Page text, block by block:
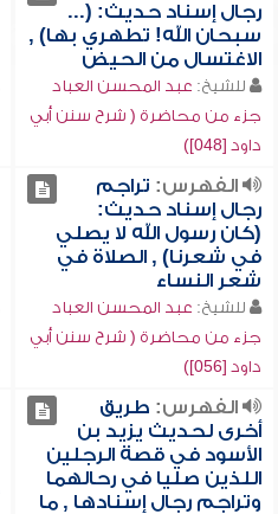
رجال إسناد حديث: (...
سبحان الله! تطهري بها) ,
الاغتسال من الحيض
للشيخ: عبد المحسن العباد
جزء من محاضرة ( شرح سنن أبي
داود [048])
الفهرس: تراجم
رجال إسناد حديث:
(كان رسول الله لا يصلي
في شعرنا) , الصلاة في
شعر النساء
للشيخ: عبد المحسن العباد
جزء من محاضرة ( شرح سنن أبي
داود [056])
الفهرس: طريق
أخرى لحديث يزيد بن
الأسود في قصة الرجلين
اللذين صليا في رحالهما
وتراجم رجال إسنادها , ما